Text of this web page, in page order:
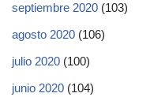
septiembre 2020 (103)
agosto 2020 (106)
julio 2020 (100)
junio 2020 (104)